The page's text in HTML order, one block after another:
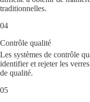
traditionnelles.
04
Contrôle qualité
Les systèmes de contrôle
identifier et rejeter les
de qualité.
05